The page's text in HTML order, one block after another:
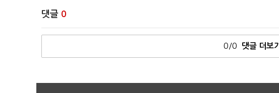
댓글 0
0/0 댓글 더보기